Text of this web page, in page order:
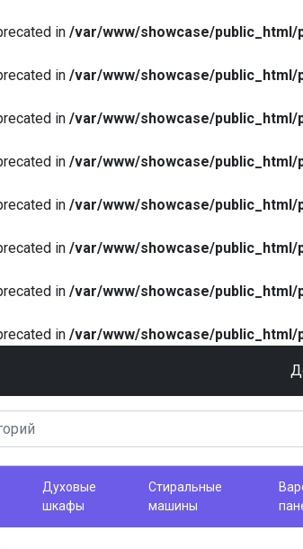
in /var/www/showcase/public_html/
in /var/www/showcase/public_html/
in /var/www/showcase/public_html/
in /var/www/showcase/public_html/
in /var/www/showcase/public_html/
in /var/www/showcase/public_html/
in /var/www/showcase/public_html/
in /var/www/showcase/public_html/
Духовые
шкафы
Стиральные
машины